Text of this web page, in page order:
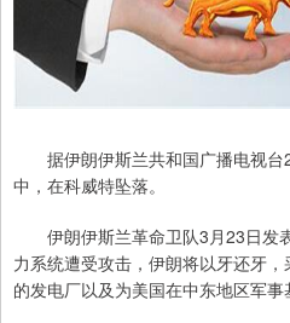
据伊朗伊斯兰共和国广播电视台
中，在科威特坠落。
伊朗伊斯兰革命卫队3月23日发
力系统遭受攻击，伊朗将以牙还牙
的发电厂以及为美国在中东地区军事